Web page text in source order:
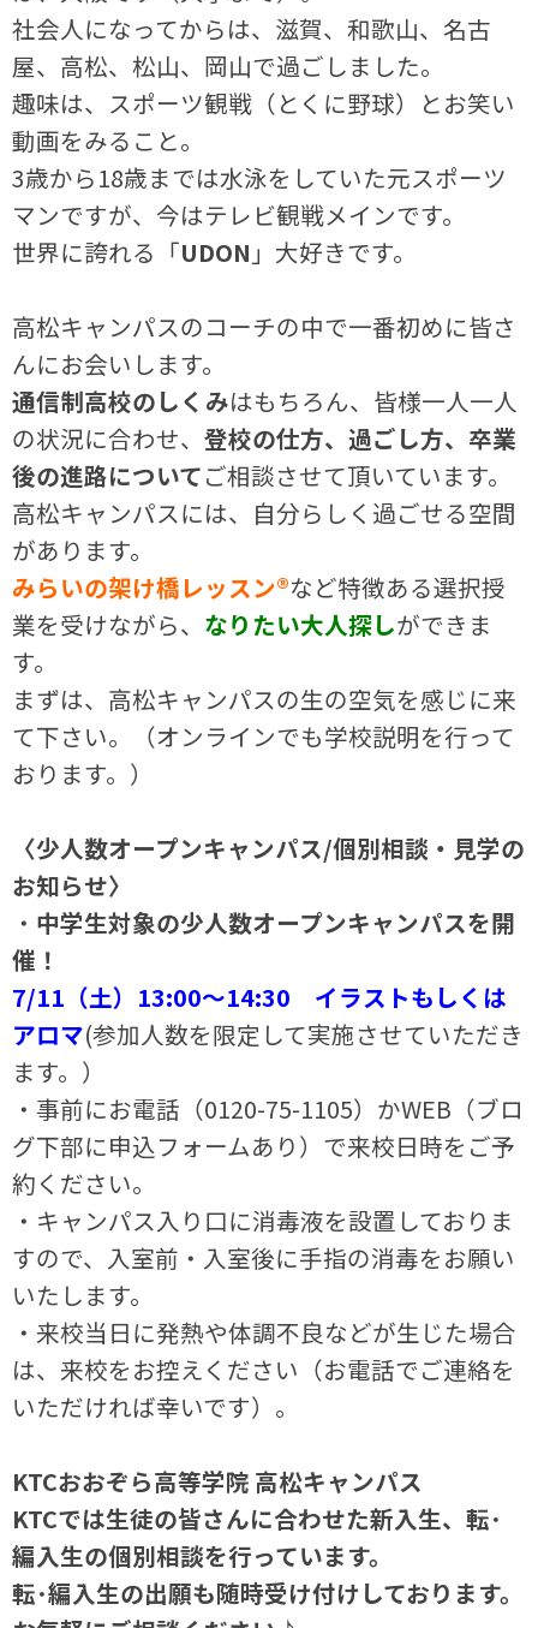
社会人になってからは、滋賀、和歌山、名古
屋、高松、松山、岡山で過ごしました。
趣味は、スポーツ観戦（とくに野球）とお笑い
動画をみること。
3歳から18歳までは水泳をしていた元スポーツ
マンですが、今はテレビ観戦メインです。
世界に誇れる「UDON 」大好きです。
高松キャンパスのコーチの中で一番初めに皆さ
んにお会いします。
通信制高校のしくみはもちろん、皆様一人一人
の状況に合わせ、登校の仕方、過ごし方、卒業
後の進路についてご相談させて頂いています。
高松キャンパスには、自分らしく過ごせる空間
があります。
みらいの架け橋レッスン®など特徴ある選択授
業を受けながら、 なりたい大人探しができま
す。
まずは、高松キャンパスの生の空気を感じに来
て下さい。（オンラインでも学校説明を行って
おります。）
〈少人数オープンキャンパス/個別相談・見学の
お知らせ〉
・ 中学生対象の少人数オープンキャンパスを開
催！
7/11（土）13:00～14:30 イラストもしくは
アロマ(参加人数を限定して実施させていただき
ます。）
・事前にお電話（0120-75-1105）かWEB（ブロ
グ下部に申込フォームあり）で来校日時をご予
約ください。
・キャンパス入り口に消毒液を設置しておりま
すので、入室前・入室後に手指の消毒をお願い
いたします。
・来校当日に発熱や体調不良などが生じた場合
は、来校をお控えください（お電話でご連絡を
いただければ幸いです）。
KTCおおぞら高等学院 高松キャンパス
KTCでは生徒の皆さんに合わせた新入生、転･
編入生の個別相談を行っています。
転･編入生の出願も随時受け付けしております。